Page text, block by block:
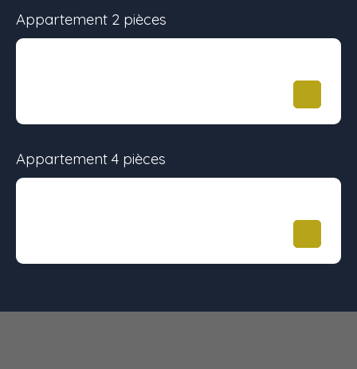
Appartement 2 pièces
Appartement 4 pièces